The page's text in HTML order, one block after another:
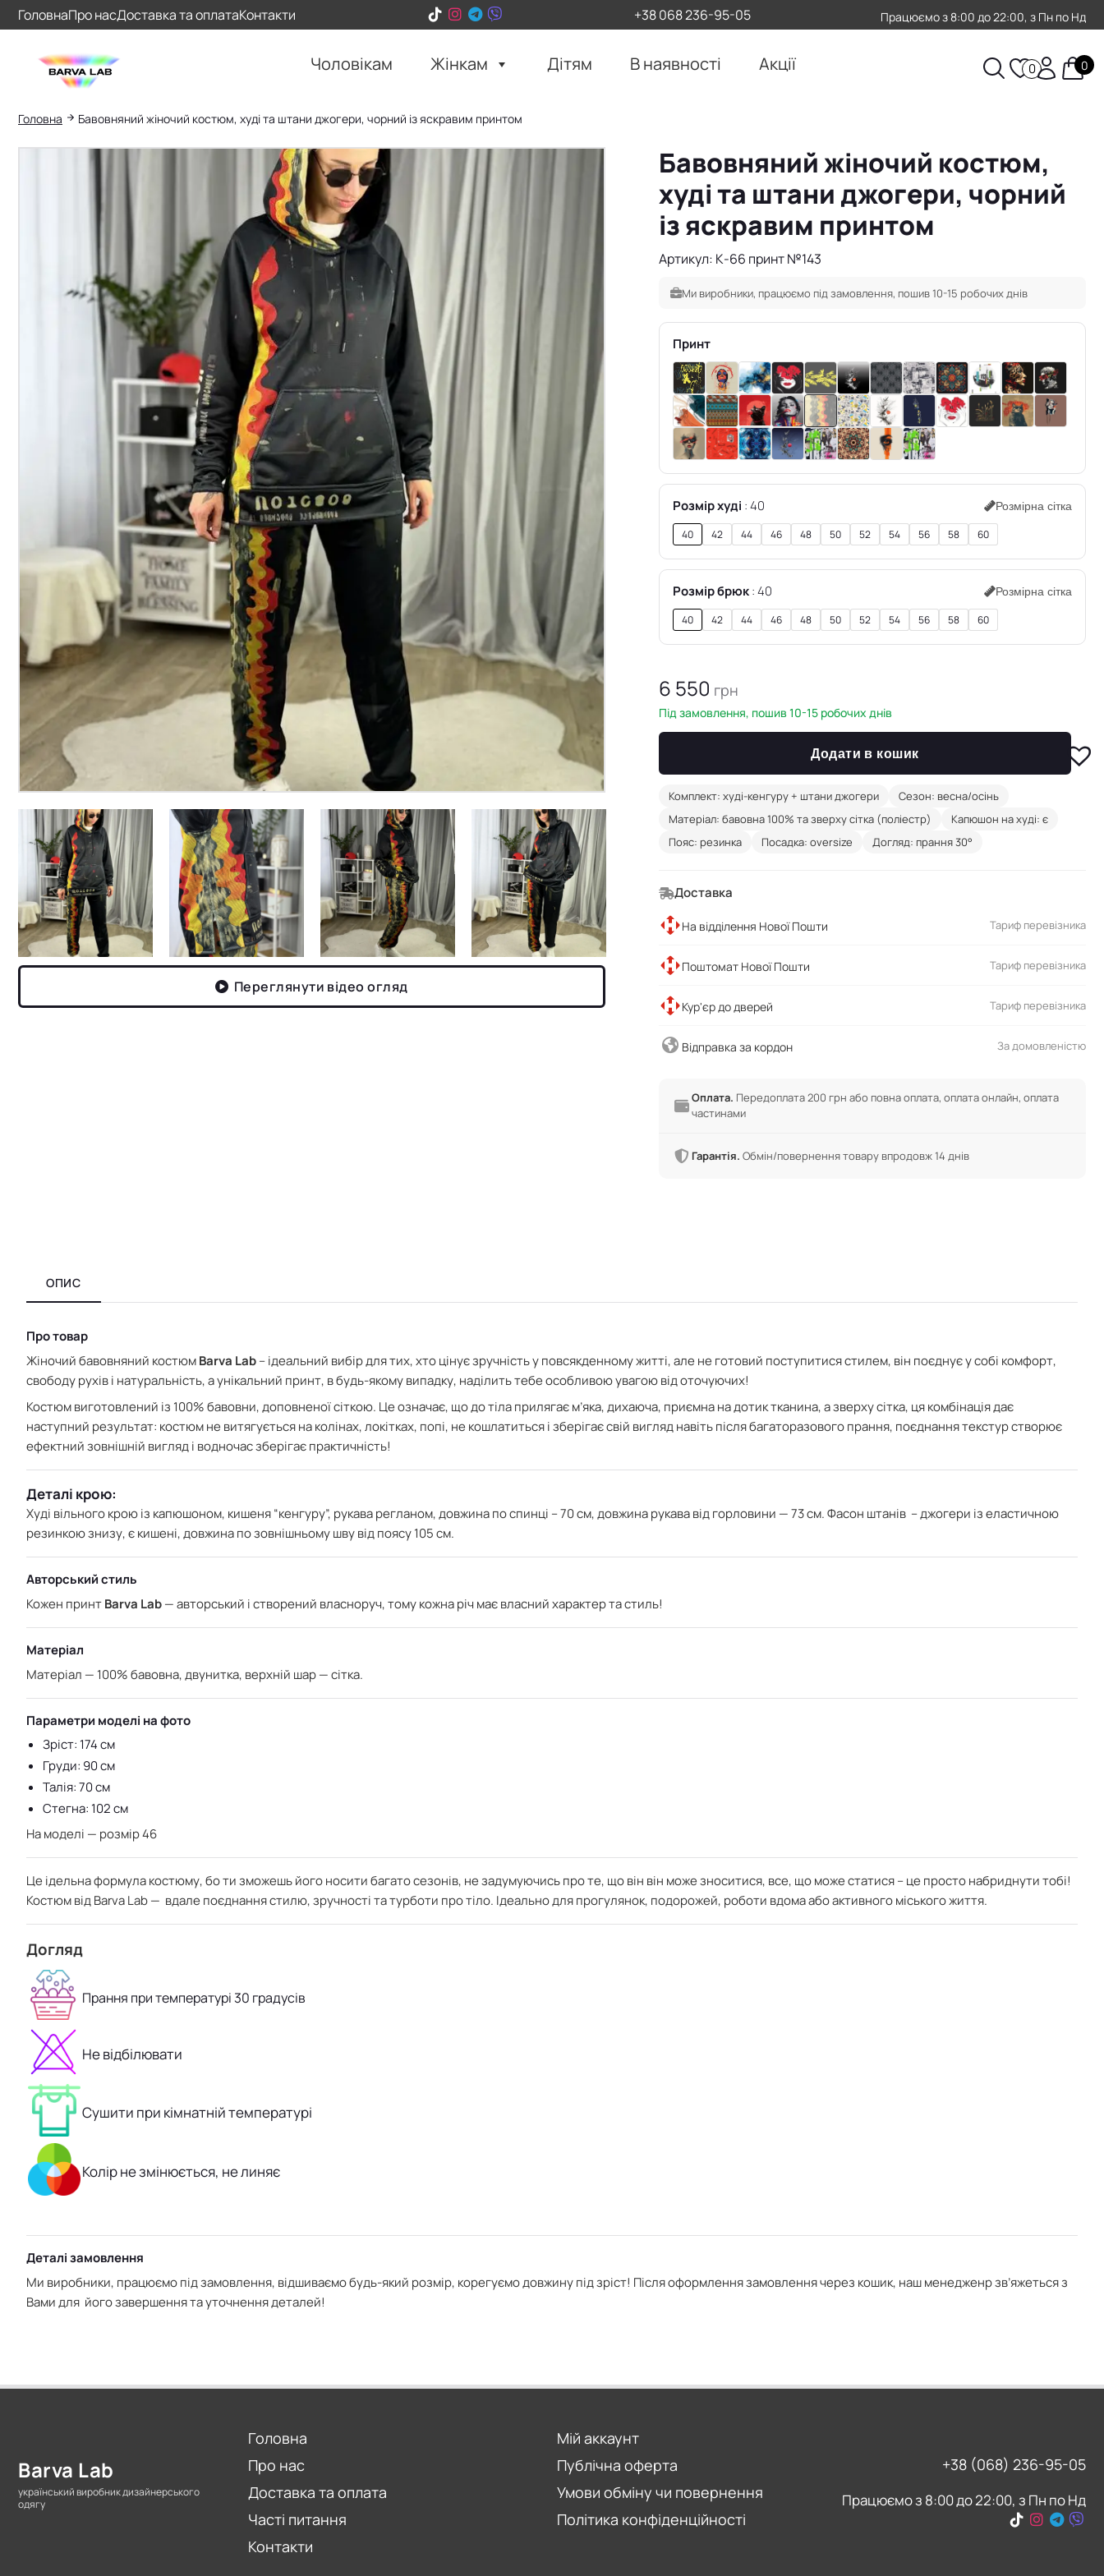
ГоловнаПро насДоставка та оплатаКонтакти +38 068 236-95-05 Працюємо з 8:00 до 22:00, з Пн по Нд
Чоловікам Жінкам Дітям В наявності Акції 0 0
Головна Бавовняний жіночий костюм, худі та штани джогери, чорний із яскравим принтом
Переглянути відео огляд
Бавовняний жіночий костюм,
худі та штани джогери, чорний
із яскравим принтом
Артикул: К-66 принт №143
Ми виробники, працюємо під замовлення, пошив 10-15 робочих днів
Принт
Розмір худі 40 Розмірна сітка
40 42 44 46 48 50 52 54 56 58 60
Розмір брюк 40 Розмірна сітка
40 42 44 46 48 50 52 54 56 58 60
6 550 грн
Під замовлення, пошив 10-15 робочих днів
Додати в кошик
Комплект: худі-кенгуру + штани джогери
Сезон: весна/осінь
Матеріал: бавовна 100% та зверху сітка (поліестр)
Капюшон на худі: є
Пояс: резинка
Посадка: oversize Догляд: прання 30°
Доставка
На відділення Нової Пошти Тариф перевізника
Поштомат Нової Пошти Тариф перевізника
Кур'єр до дверей Тариф перевізника
Відправка за кордон За домовленістю
Оплата. Передоплата 200 грн або повна оплата, оплата онлайн, оплата
частинами
Гарантія. Обмін/повернення товару впродовж 14 днів
ОПИС
Про товар
Жіночий бавовняний костюмBarva Lab– ідеальний вибір для тих, хто цінує зручність у повсякденному житті, але не готовий поступитися стилем, він поєднує у собі комфорт,
свободу рухів і натуральність, а унікальний принт, в будь-якому випадку, наділить тебе особливою увагою від оточуючих!
Костюм виготовлений із 100% бавовни, доповненої сіткою. Це означає, щодо тіла прилягає м’яка, дихаюча, приємна на дотик тканина, а зверху сітка, ця комбінація дає
наступний результат: костюм не витягується на колінах, локітках, попі, не кошлатиться і зберігає свій вигляд навіть після багаторазового прання, поєднання текстур створює
ефектний зовнішній вигляд і водночас зберігає практичність!
Деталі крою:
Худі вільного крою із капюшоном, кишеня “кенгуру”, рукава регланом, довжина по спинці – 70 см,довжина рукава від горловини — 73 см. Фасон штанів – джогери із еластичною
резинкою знизу, є кишені, довжина по зовнішньому шву від поясу 105 см.
Авторський стиль
Кожен принтBarva Lab— авторський і створений власноруч, тому кожна річ має власний характер та стиль!
Матеріал
Матеріал — 100% бавовна, двунитка, верхній шар — сітка.
Параметри моделі на фото
Зріст: 174 см
Груди: 90 см
Талія: 70 см
Стегна: 102 см
На моделі — розмір 46
Це ідельна формула костюму, бо ти зможешь його носити багато сезонів, не задумуючись про те, що він він може зноситися, все, що може статися – це просто набриднути тобі!
Костюм від Barva Lab — вдале поєднання стилю, зручності та турботи про тіло. Ідеально для прогулянок, подорожей, роботи вдома або активного міського життя.
Догляд
Прання при температурі 30 градусів
Не відбілювати
Сушити при кімнатній температурі
Колір не змінюється, не линяє
Деталі замовлення
Ми виробники, працюємо під замовлення, відшиваємо будь-який розмір, корегуємо довжину під зріст! Після оформлення замовлення через кошик, наш менедженр зв’яжеться з
Вами для його завершення та уточнення деталей!
Barva Lab
український виробник дизайнерського
одягу
Головна
Про нас
Доставка та оплата
Часті питання
Контакти
Мій аккаунт
Публічна оферта
Умови обміну чи повернення
Політика конфіденційності
+38 (068) 236-95-05
Працюємо з 8:00 до 22:00, з Пн по Нд